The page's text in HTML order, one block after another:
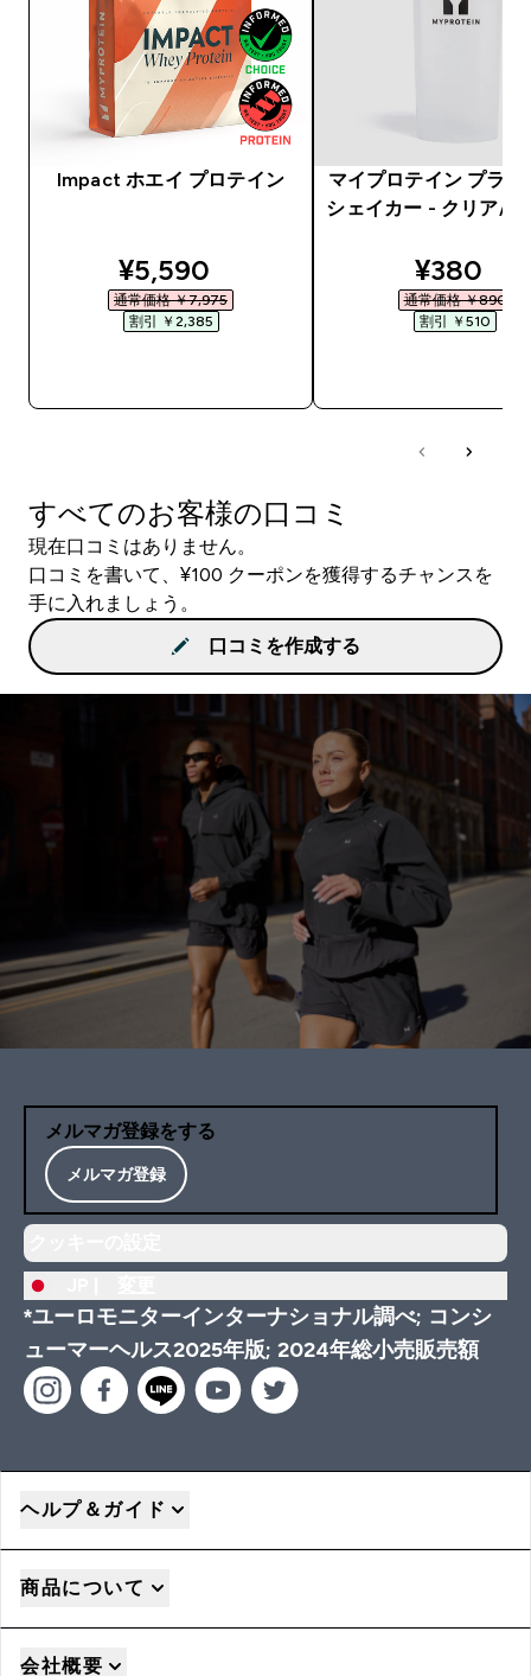
Impact ホエイ プロテイン
discounted price
¥5,590‎
通常価格 ￥7,975‎
割引 ￥2,385‎
マイプロテイン プラス
シェイカー - クリア/ブ
¥380‎
通常価格 ￥890‎
割引 ￥510‎
すべてのお客様の口コミ
現在口コミはありません。
口コミを書いて、¥100 クーポンを獲得するチャンスを
手に入れましょう。
口コミを作成する
メルマガ登録をする
メルマガ登録
*ユーロモニターインターナショナル調べ; コンシ
ューマーヘルス2025年版; 2024年総小売販売額
ヘルプ＆ガイド
商品について
会社概要